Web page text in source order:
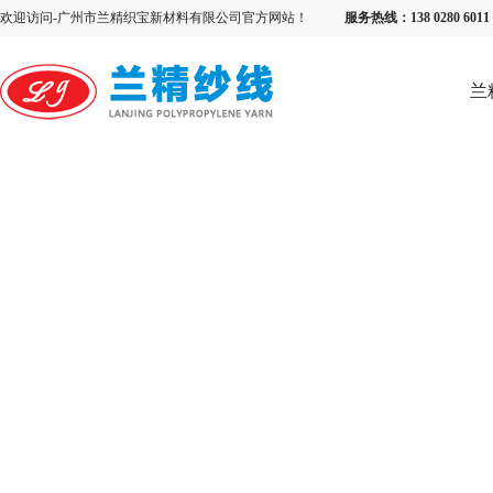
欢迎访问-广州市兰精织宝新材料有限公司官方网站！ 服务热线：138 0280
兰